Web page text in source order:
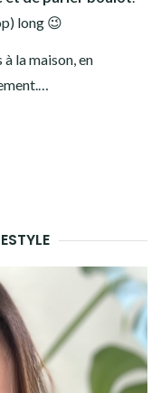
long 😉
la maison, en